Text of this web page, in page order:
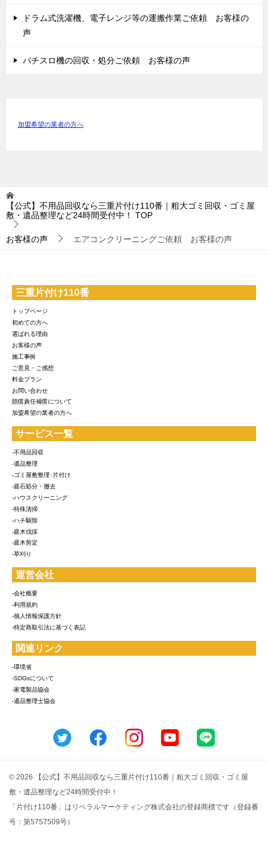
ドラム式洗濯機、電子レンジ等の運搬作業ご依頼 お客様の
声
パチスロ機の回収・処分ご依頼 お客様の声
加盟希望の業者の方へ
【公式】不用品回収なら三重片付け110番｜粗大ゴミ回収・ゴミ屋
敷・遺品整理など24時間受付中！
TOP
お客様の声 エアコンクリーニングご依頼 お客様の声
三重片付け110番
トップページ
初めての方へ
選ばれる理由
お客様の声
施工事例
ご意見・ご感想
料金プラン
お問い合わせ
賠償責任補償について
加盟希望の業者の方へ
サービス一覧
-不用品回収
-遺品整理
-ゴミ屋敷整理･片付け
-庭石処分・撤去
-ハウスクリーニング
-特殊清掃
-ハチ駆除
-庭木伐採
-庭木剪定
-草刈り
運営会社
-会社概要
-利用規約
-個人情報保護方針
-特定商取引法に基づく表記
関連リンク
-環境省
-SDGsについて
-家電製品協会
-遺品整理士協会
© 2026 【公式】不用品回収なら三重片付け110番｜粗大ゴミ回収・ゴミ屋
敷・遺品整理など24時間受付中！
「片付け110番」はリベラルマーケティング株式会社の登録商標です（登録番
号：第5757509号）